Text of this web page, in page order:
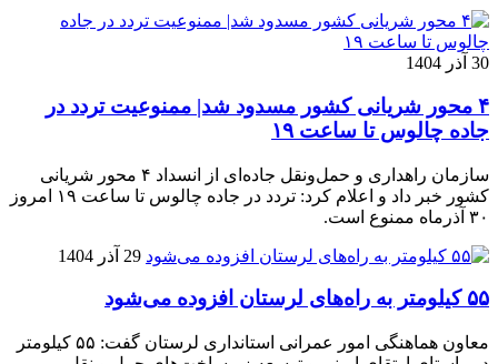
30 آذر 1404
۴ محور شریانی کشور مسدود شد| ممنوعیت تردد در
جاده چالوس تا ساعت ۱۹
سازمان راهداری و حمل‌ونقل جاده‌ای از انسداد ۴ محور شریانی
کشور خبر داد و اعلام کرد: تردد در جاده چالوس تا ساعت ۱۹ امروز
۳۰ آذرماه ممنوع است.
29 آذر 1404
۵۵ کیلومتر به راه‌های لرستان افزوده می‌شود
معاون هماهنگی امور عمرانی استانداری لرستان گفت: ۵۵ کیلومتر